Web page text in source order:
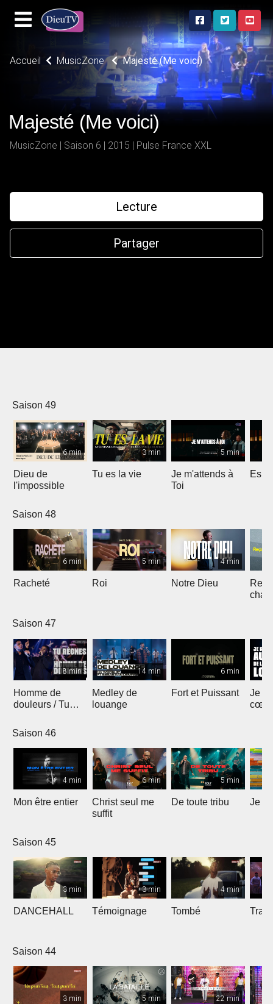
Accueil MusicZone Majesté (Me voici)
Majesté (Me voici)
MusicZone | Saison 6 | 2015 | Pulse France XXL
Lecture
Partager
Saison 49
6 min
Dieu de
l'impossible
3 min
Tu es la vie
5 min
Je m'attends à
Toi
Saison 48
6 min
Racheté
5 min
Roi
4 min
Notre Dieu
chant
Saison 47
8 min
Homme de
douleurs / Tu
14 min
Medley de
louange
6 min
Fort et Puissant
Je
cœur
Saison 46
4 min
Mon être entier
6 min
Christ seul me
suffit
5 min
De toute tribu Je
Saison 45
3 min
DANCEHALL
3 min
Témoignage
4 min
Tombé
Saison 44
3 min 5 min 22 min